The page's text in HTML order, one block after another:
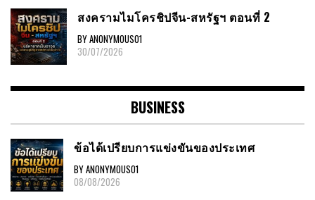
สงครามไมโครชิปจีน-สหรัฐฯ ตอนที่ 2
BY ANONYMOUS01
30/07/2026
BUSINESS
ข้อได้เปรียบการแข่งขันของประเทศ
BY ANONYMOUS01
08/08/2026